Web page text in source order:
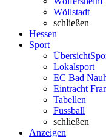
Wöllstadt
schließen
Hessen
Sport
Übersicht
Lokalsport
EC Bad
Eintracht
Tabellen
Fussball
schließen
Anzeigen